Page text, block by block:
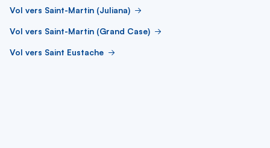
Vol vers Saint-Martin (Juliana)
Vol vers Saint-Martin (Grand Case)
Vol vers Saint Eustache